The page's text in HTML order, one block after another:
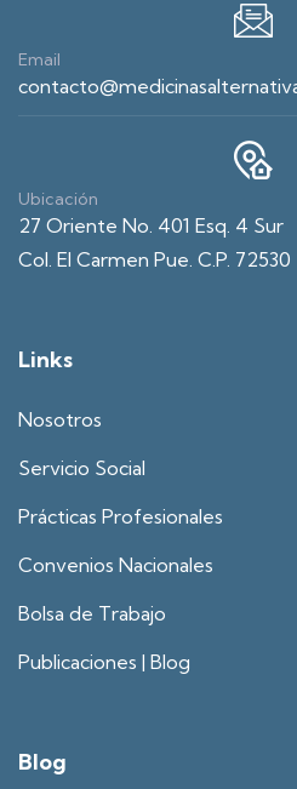
Email
Ubicación
27 Oriente No. 401 Esq. 4 Sur
Col. El Carmen Pue. C.P. 72530
Links
Nosotros
Servicio Social
Prácticas Profesionales
Convenios Nacionales
Bolsa de Trabajo
Publicaciones | Blog
Blog